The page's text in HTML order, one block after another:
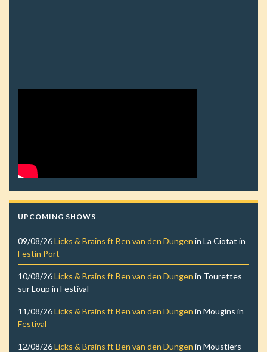
UPCOMING SHOWS
09/08/26Licks & Brains ft Ben van den Dungen in La Ciotat in
Festin Port
10/08/26Licks & Brains ft Ben van den Dungen in Tourettes
sur Loup in Festival
11/08/26Licks & Brains ft Ben van den Dungen in Mougins in
Festival
12/08/26Licks & Brains ft Ben van den Dungen in Moustiers